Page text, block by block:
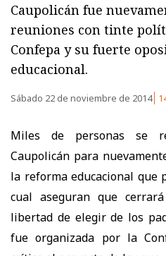
Caupolicán fue
reuniones con tinte
Confepa y su fuerte
educacional.
Sábado 22 de noviembre de 2014
Miles de personas se
Caupolicán para
la reforma educacional que
cual aseguran que
libertad de elegir de los
fue organizada por la